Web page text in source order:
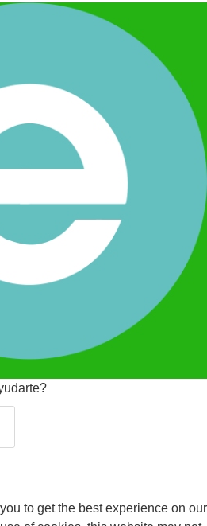
to get the best experience on our